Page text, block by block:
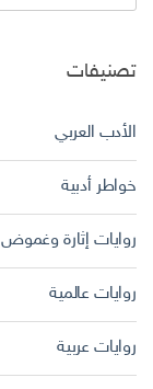
عن:
تصنيفات
الأدب العربي
خواطر أدبية
روايات إثارة وغموض
روايات عالمية
روايات عربية